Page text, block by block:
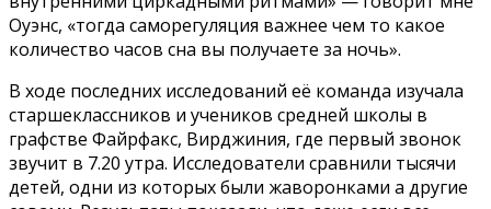
Оуэнс, «тогда саморегуляция важнее чем то какое
количество часов сна вы получаете за ночь».
В ходе последних исследований её команда изучала
старшеклассников и учеников средней школы в
графстве Файрфакс, Вирджиния, где первый звонок
звучит в 7.20 утра. Исследователи сравнили тысячи
детей, одни из которых были жаворонками а другие